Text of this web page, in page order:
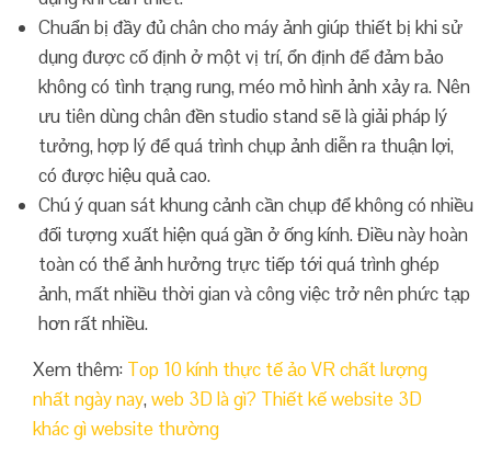
Chuẩn bị đầy đủ chân cho máy ảnh giúp thiết bị khi sử
dụng được cố định ở một vị trí, ổn định để đảm bảo
không có tình trạng rung, méo mỏ hình ảnh xảy ra. Nên
ưu tiên dùng chân đền studio stand sẽ là giải pháp lý
tưởng, hợp lý để quá trình chụp ảnh diễn ra thuận lợi,
có được hiệu quả cao.
Chú ý quan sát khung cảnh cần chụp để không có nhiều
đối tượng xuất hiện quá gần ở ống kính. Điều này hoàn
toàn có thể ảnh hưởng trực tiếp tới quá trình ghép
ảnh, mất nhiều thời gian và công việc trở nên phức tạp
hơn rất nhiều.
Xem thêm: Top 10 kính thực tế ảo VR chất lượng
nhất ngày nay, web 3D là gì? Thiết kế website 3D
khác gì website thường